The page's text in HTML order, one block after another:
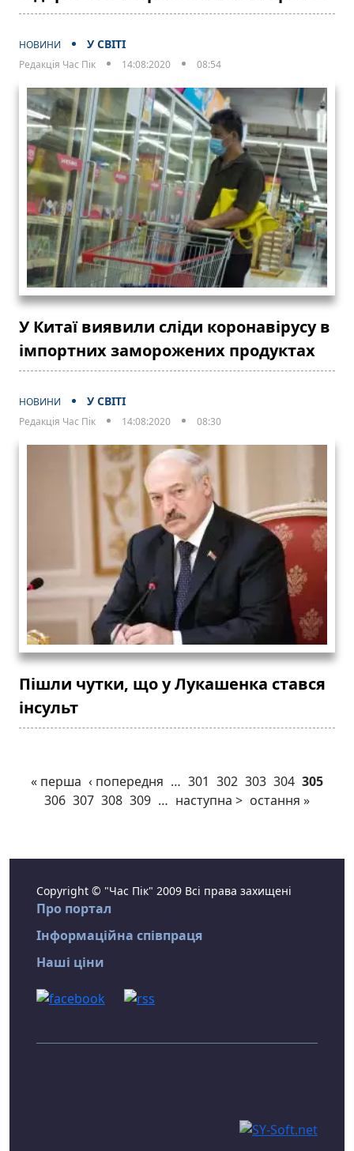
НОВИНИ У СВІТІ
Редакція Час Пік 14:08:2020 08:54
У Китаї виявили сліди коронавірусу в
імпортних заморожених продуктах
НОВИНИ У СВІТІ
Редакція Час Пік 14:08:2020 08:30
Пішли чутки, що у Лукашенка стався
інсульт
« перша ‹ попередня … 301 302 303 304 305
306 307 308 309 … наступна > остання »
Copyright © "Час Пік" 2009 Всі права захищені
Про портал
Інформаційна співпраця
Наші ціни